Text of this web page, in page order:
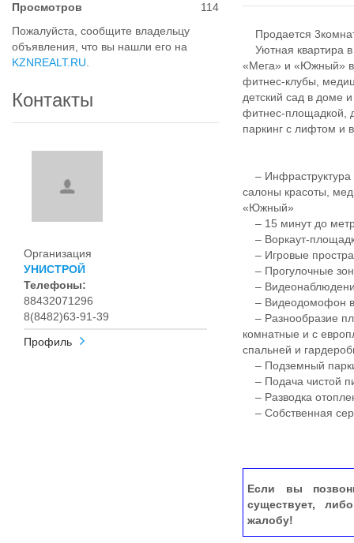
Просмотров
114
Пожалуйста, сообщите владельцу
объявления, что вы нашли его на
KZNREALT.RU
Контакты
Организация
УНИСТРОЙ
Телефоны:
88432071296
8(8482)63-91-39
Профиль
Продается
Уютная квартира
«Мега» и «Южный» в
фитнес-клубы,
детский сад в доме
фитнес-площадкой,
паркинг с лифтом и
– Инфраструктура
салоны красоты,
«Южный»
– 15 минут до
– Воркаут-
– Игровые
– Прогулочные
–
– Видеодомофон в
– Разнообразие
комнатные и с
спальней и
– Подземный
– Подача чистой
– Разводка
– Собственная
Если вы
существует,
жалобу!